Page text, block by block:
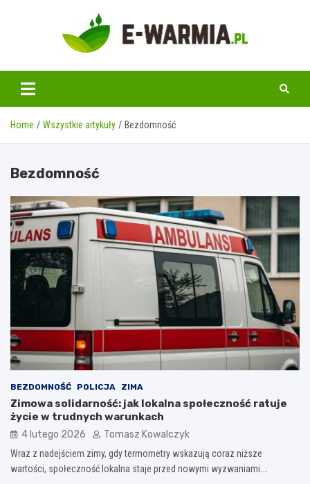
www.e-warmia.pl
Home Wszystkie artykuły Bezdomność
Bezdomność
BEZDOMNOŚĆ POLICJA ZIMA
Zimowa solidarność: jak lokalna społeczność ratuje
życie w trudnych warunkach
4 lutego 2026 Tomasz Kowalczyk
Wraz z nadejściem zimy, gdy termometry wskazują coraz niższe
wartości, społeczność lokalna staje przed nowymi wyzwaniami.…